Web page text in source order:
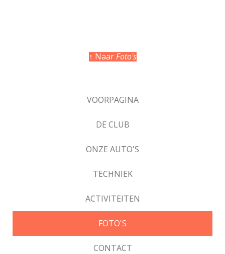
↑ NaarFoto's
VOORPAGINA
DE CLUB
ONZE AUTO'S
TECHNIEK
ACTIVITEITEN
FOTO'S
CONTACT